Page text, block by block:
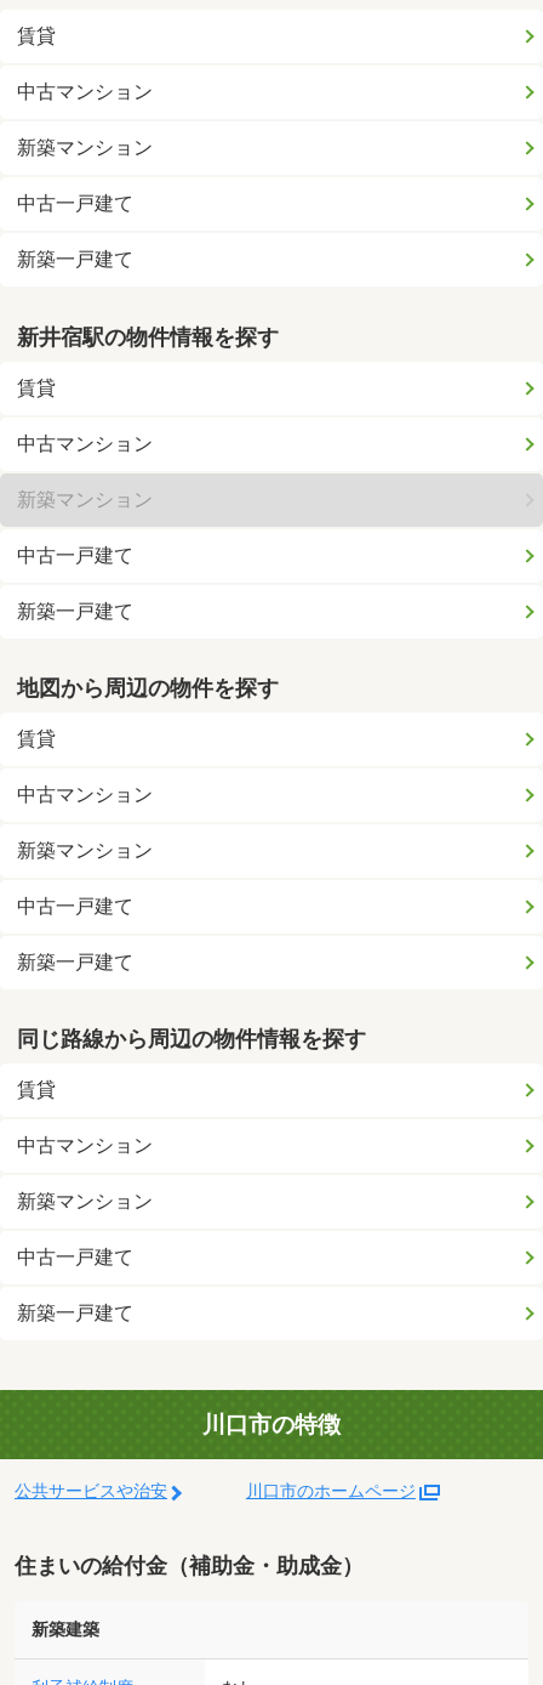
賃貸
中古マンション
新築マンション
中古一戸建て
新築一戸建て
新井宿駅の物件情報を探す
賃貸
中古マンション
新築マンション
中古一戸建て
新築一戸建て
地図から周辺の物件を探す
賃貸
中古マンション
新築マンション
中古一戸建て
新築一戸建て
同じ路線から周辺の物件情報を探す
賃貸
中古マンション
新築マンション
中古一戸建て
新築一戸建て
川口市の特徴
公共サービスや治安 川口市のホームページ
住まいの給付金（補助金・助成金）
新築建築